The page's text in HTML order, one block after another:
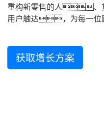
重构新零售的人
用户触达，为每一位
获取增长方案